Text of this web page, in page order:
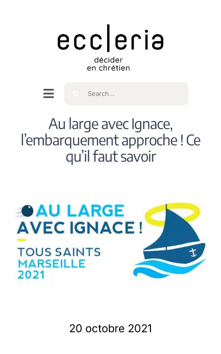
Navigation
bascule
Accueil
Qui sommes nous ?
Spiritualité
Membres
Rechercher
Au large avec Ignace,
l’embarquement approche ! Ce
qu’il faut savoir
20 octobre 2021